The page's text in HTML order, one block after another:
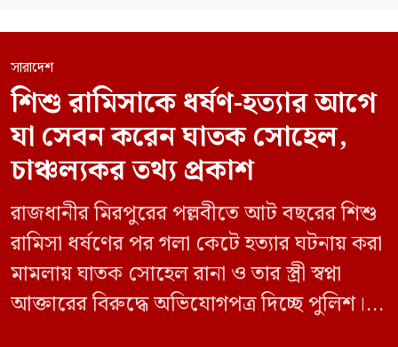
সারাদেশ
শিশু রামিসাকে ধর্ষণ-হত্যার আগে
যা সেবন করেন ঘাতক সোহেল,
চাঞ্চল্যকর তথ্য প্রকাশ
রাজধানীর মিরপুরের পল্লবীতে আট বছরের শিশু
রামিসা ধর্ষণের পর গলা কেটে হত্যার ঘটনায় করা
মামলায় ঘাতক সোহেল রানা ও তার স্ত্রী স্বপ্না
আক্তারের বিরুদ্ধে অভিযোগপত্র দিচ্ছে পুলিশ।